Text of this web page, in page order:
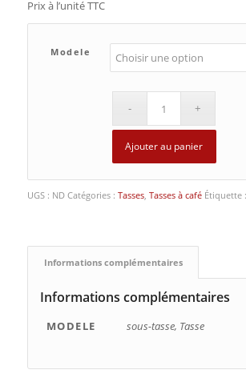
Prix à l’unité TTC
Modele
Ajouter au panier
UGS : ND Catégories : Tasses, Tasses à café Étiquette :
Informations complémentaires
Informations complémentaires
MODELE sous-tasse, Tasse